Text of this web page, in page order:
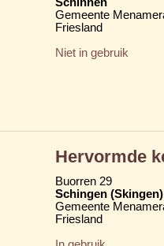
Gemeente
Friesland
Niet in gebruik
Hervormde
Buorren 29
Schingen (Skingen)
Gemeente
Friesland